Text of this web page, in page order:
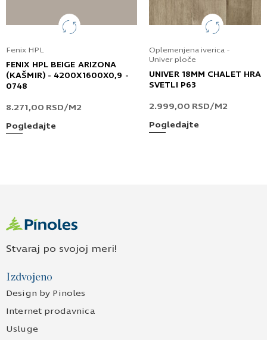
Fenix HPL
FENIX HPL BEIGE ARIZONA
(KAŠMIR) - 4200X1600X0,9 -
0748
8.271,00 RSD/M2
Pogledajte
Oplemenjena iverica -
Univer ploče
UNIVER 18MM CHALET
SVETLI P63
2.999,00 RSD/M2
Pogledajte
Stvaraj po svojoj meri!
Izdvojeno
Design by Pinoles
Internet prodavnica
Usluge